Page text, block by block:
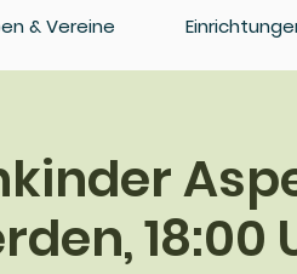
& Vereine
18:00